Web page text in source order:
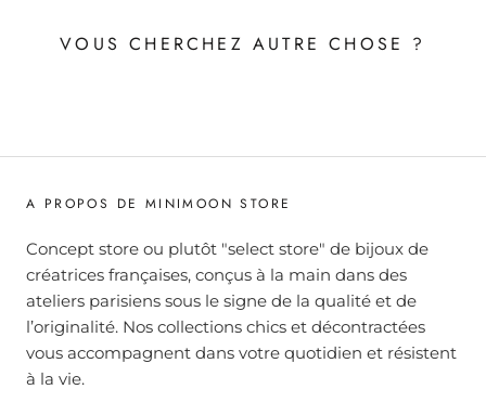
VOUS CHERCHEZ AUTRE CHOSE ?
A PROPOS DE MINIMOON STORE
Concept store ou plutôt "select store" de bijoux de
créatrices françaises, conçus à la main dans des
ateliers parisiens sous le signe de la qualité et de
l’originalité. Nos collections chics et décontractées
vous accompagnent dans votre quotidien et résistent
à la vie.